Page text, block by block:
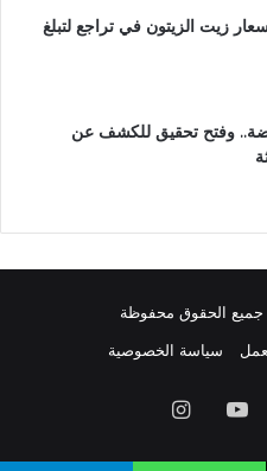
زيت الزيتون في تراجع لتبلغ
وفتح تحقيق للكشف عن
سياسة الخصوصية
يوتيوبانستقرام